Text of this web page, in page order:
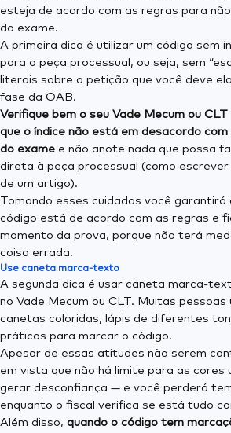
esteja de acordo com as regras para
do exame.
A primeira dica é utilizar um código sem
para a peça processual, ou seja, sem
literais sobre a petição que você deve
fase da OAB.
Verifique bem o seu Vade Mecum ou
que o índice não está em desacordo
do exame e não anote nada que possa
direta à peça processual (como escrever
de um artigo).
Tomando esses cuidados você garantirá
código está de acordo com as regras e
momento da prova, porque não terá
coisa errada.
Use caneta marca-texto
A segunda dica é usar caneta marca-
no Vade Mecum ou CLT. Muitas pessoas
canetas coloridas, lápis de diferentes
práticas para marcar o código.
Apesar de essas atitudes não serem
em vista que não há limite para as cores
gerar desconfiança — e você perderá
enquanto o fiscal verifica se está tudo
Além disso, quando o código tem